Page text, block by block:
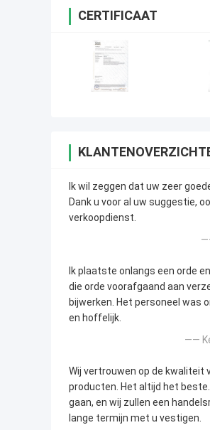
CERTIFICAAT
Ik wil zeggen dat uw zeer
Dank u voor al uw suggestie,
verkoopdienst.
Ik plaatste onlangs een orde
die orde voorafgaand aan
bijwerken. Het personeel was
en hoffelijk.
——
Wij vertrouwen op de kwaliteit
producten. Het altijd het
gaan, en wij zullen een
lange termijn met u vestigen.